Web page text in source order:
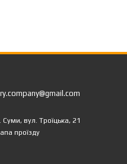
Суми, вул. Троїцька, 21
проїзду